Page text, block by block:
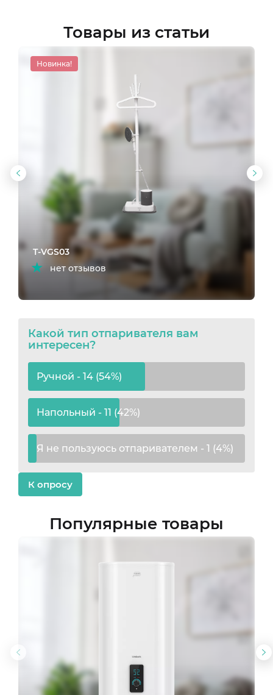
Товары из статьи
Новинка!
T-VGS03
нет отзывов
Предыдущий
слайд
Какой тип отпаривателя вам
интересен?
Ручной - 14 (54%)
Напольный - 11 (42%)
Я не пользуюсь отпаривателем - 1 (4%)
К опросу
Популярные товары
Предыдущий
слайд